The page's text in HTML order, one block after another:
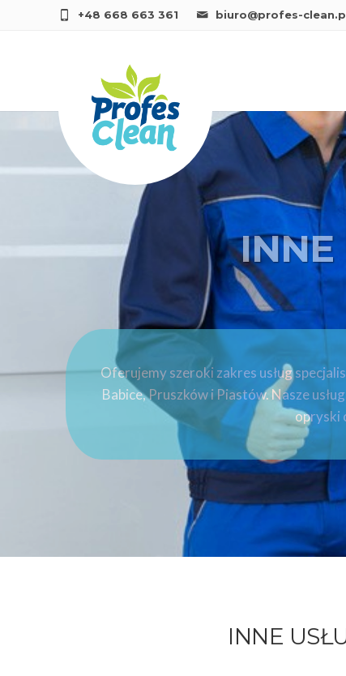
biuro@profes-
+48 668 663 361
INNE
Oferujemy szeroki zakres usług
Babice, Pruszków i Piastów. Nasze
opryski
INNE